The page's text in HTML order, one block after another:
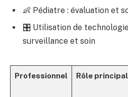
👶 Pédiatre : évaluation et
🎛️ Utilisation de
surveillance et soin
Professionnel Rôle principal